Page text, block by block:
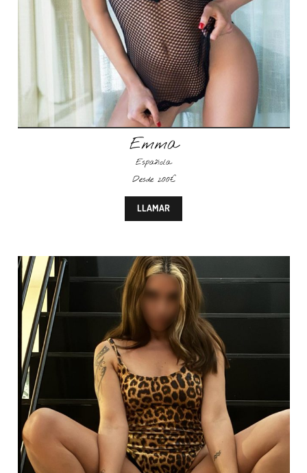
Emma
Española
Desde 200€
LLAMAR